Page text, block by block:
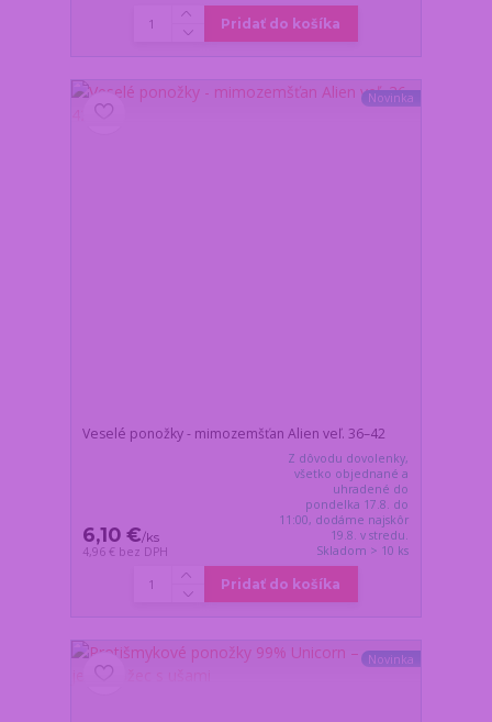
Pridať do košíka
Novinka
Veselé ponožky - mimozemšťan Alien veľ. 36–42
6,10 €/ks
4,96 € bez DPH
Z dôvodu dovolenky,
všetko objednané a
uhradené do
pondelka 17.8. do
11:00, dodáme najskôr
19.8. v stredu.
Skladom > 10 ks
Pridať do košíka
Novinka